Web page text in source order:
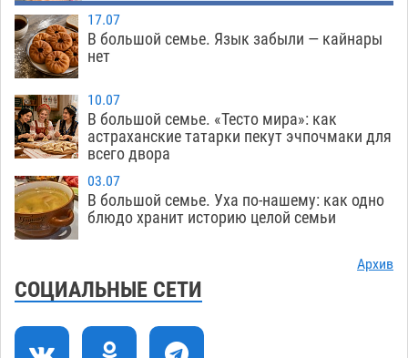
13:13
Скончался второй ребенок после пожара в
Астрахани
12:49
Астраханские гандболисты с крупной победы
стартовали на Всероссийской Спартакиаде
12:16
В астраханском селе невестка изрешетила
машину свекрови
06.08
нелегалов прямым рейсом из Шереметьево
11:08 Как астраханцы назвали своих детей в июле
17.07
В большой семье. Язык забыли — кайнары
нет
10.07
В большой семье. «Тесто мира»: как
астраханские татарки пекут эчпочмаки для
всего двора
03.07
В большой семье. Уха по-нашему: как одно
блюдо хранит историю целой семьи
Архив
СОЦИАЛЬНЫЕ СЕТИ